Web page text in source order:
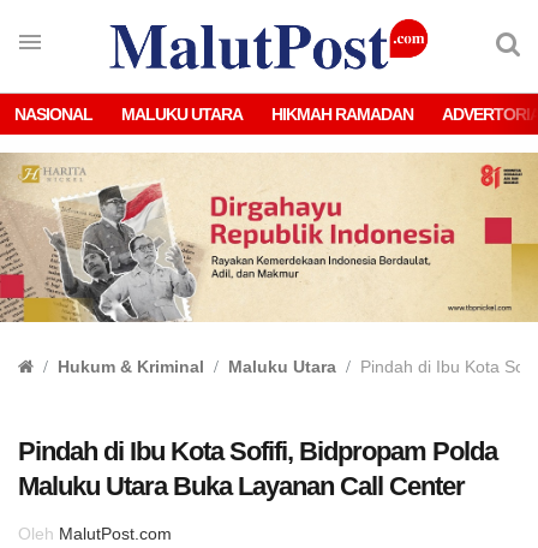
NASIONAL MALUKU UTARA HIKMAH RAMADAN
Hukum & Kriminal Maluku Utara Pindah di Ibu Kota
Pindah di Ibu Kota Sofifi, Bidpropam Polda
Maluku Utara Buka Layanan Call Center
Oleh MalutPost.com